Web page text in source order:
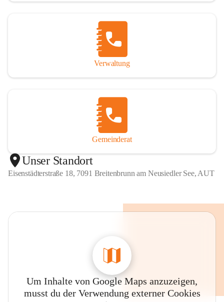
Verwaltung
Gemeinderat
Unser Standort
Eisenstädterstraße 18, 7091 Breitenbrunn am Neusiedler See, AUT
Um Inhalte von Google Maps anzuzeigen,
musst du der Verwendung externer Cookies